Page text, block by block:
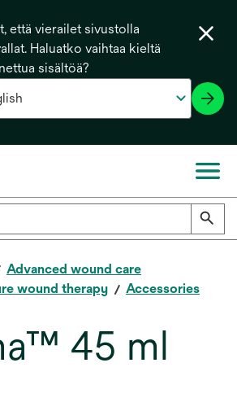
että vierailet sivustolla
Haluatko vaihtaa kieltä
sisältöä?
Advanced wound care
wound therapy
Accessories
45 ml